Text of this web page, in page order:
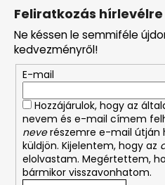
a
i
n
y
í
t
s
Feliratkozás hírlevélre
Ne késsen le semmiféle
kedvezményről!
E-mail
Hozzájárulok, hogy az
nevem és e-mail címem
neverészemre e-mail útján
küldjön. Kijelentem, hogy az
elolvastam. Megértettem,
bármikor visszavonhatom.